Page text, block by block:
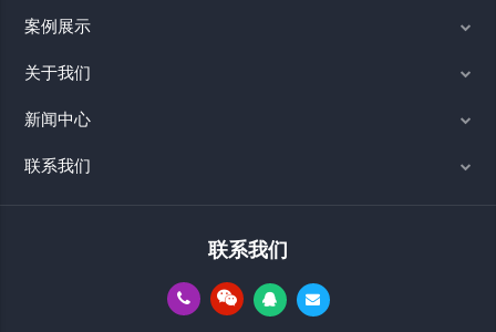
案例展示
关于我们
新闻中心
联系我们
联系我们